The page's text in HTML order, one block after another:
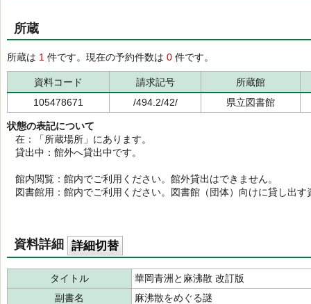
所蔵
所蔵は 1 件です。現在の予約件数は 0 件です。
資料コード 請求記号
所蔵館
105478671
/494.2/42/ 県立図書館
状態の表記について
在：「所蔵場所」にあります。
貸出中：館外へ貸出中です。
館内閲覧：館内でご利用ください。館外貸出はできません。
図書館用：館内でご利用ください。図書館（団体）向けに貸し出す
資料詳細 詳細切替
タイトル
華岡青洲と麻沸散 改訂版
副書名
麻沸散をめぐる謎